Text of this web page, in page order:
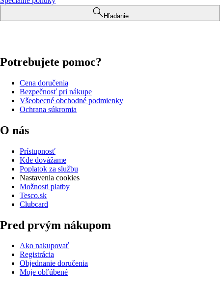
Hľadanie
Potrebujete pomoc?
Cena doručenia
Bezpečnosť pri nákupe
Všeobecné obchodné podmienky
Ochrana súkromia
O nás
Prístupnosť
Kde dovážame
Poplatok za službu
Nastavenia cookies
Možnosti platby
Tesco.sk
Clubcard
Pred prvým nákupom
Ako nakupovať
Registrácia
Objednanie doručenia
Moje obľúbené